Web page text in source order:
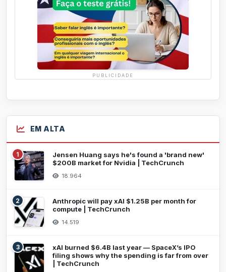
PUBLICIDADE
EM ALTA
1
Jensen Huang says he's found a 'brand new'
$200B market for Nvidia | TechCrunch
18.964
2
Anthropic will pay xAI $1.25B per month for
compute | TechCrunch
14.519
3
xAI burned $6.4B last year — SpaceX’s IPO
filing shows why the spending is far from over
| TechCrunch